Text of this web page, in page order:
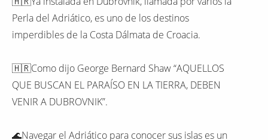
Perla del Adriático, es uno de los destinos
imperdibles de la Costa Dálmata de Croacia.
🇭🇷Como dijo George Bernard Shaw “AQUELLOS
QUE BUSCAN EL PARAÍSO EN LA TIERRA, DEBEN
VENIR A DUBROVNIK”.
🌊Navegar el Adriático para conocer sus islas es un